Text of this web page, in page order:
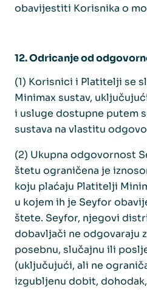
obavijestiti Korisnika o
12. Odricanje od
(1) Korisnici i Platitelji se
Minimax sustav,
i usluge dostupne putem
sustava na vlastitu
(2) Ukupna odgovornost
štetu ograničena je
koju plaćaju Platitelji
u kojem ih je Seyfor
štete. Seyfor, njegovi
dobavljači ne odgovaraju
posebnu, slučajnu ili
(uključujući, ali ne
izgubljenu dobit,